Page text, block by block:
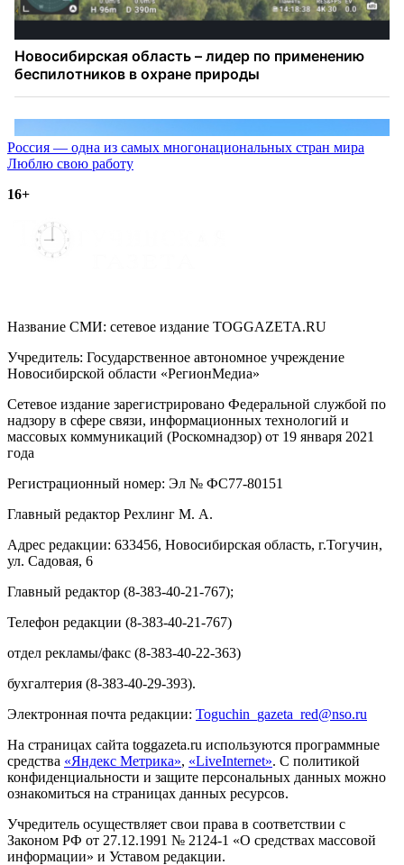
Навигация
по
записям
Россия — одна из самых многонациональных стран мира
Люблю свою работу
16+
Название СМИ: cетевое издание TOGGAZETA.RU
Учредитель: Государственное автономное учреждение
Новосибирской области «РегионМедиа»
Сетевое издание зарегистрировано Федеральной службой по
надзору в сфере связи, информационных технологий и
массовых коммуникаций (Роскомнадзор) от 19 января 2021
года
Регистрационный номер: Эл № ФС77-80151
Главный редактор Рехлинг М. А.
Адрес редакции: 633456, Новосибирская область, г.Тогучин,
ул. Садовая, 6
Главный редактор (8-383-40-21-767);
Телефон редакции (8-383-40-21-767)
отдел рекламы/факс (8-383-40-22-363)
бухгалтерия (8-383-40-29-393).
Электронная почта редакции: Toguchin gazeta red@nso.ru
На страницах сайта toggazeta.ru используются программные
средства «Яндекс Метрика», «LiveInternet». С политикой
конфиденциальности и защите персональных данных можно
ознакомиться на страницах данных ресурсов.
Учредитель осуществляет свои права в соответствии с
Законом РФ от 27.12.1991 № 2124-1 «О средствах массовой
информации» и Уставом редакции.